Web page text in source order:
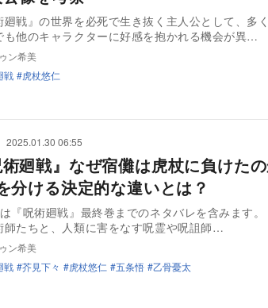
廻戦』の世界を必死で生き抜く主人公として、多
も他のキャラクターに好感を抱かれる機会が異…
ン希美
戦
虎杖悠仁
2025.01.30 06:55
廻戦』なぜ宿儺は虎杖に負けたのか “呪い”と“
分ける決定的な違いとは？
『呪術廻戦』最終巻までのネタバレを含みます
師たちと、人類に害をなす呪霊や呪詛師…
ン希美
戦
芥見下々 虎杖悠仁 五条悟 乙骨憂太